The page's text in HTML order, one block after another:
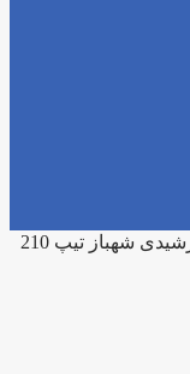
شهباز تیپ 210